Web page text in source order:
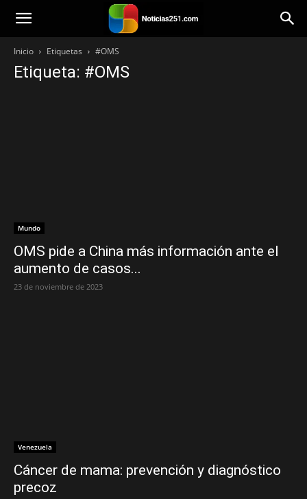
Noticias251
Inicio Etiquetas #OMS
Etiqueta: #OMS
Mundo
OMS pide a China más información ante el
aumento de casos...
23 de noviembre de 2023
Venezuela
Cáncer de mama: prevención y diagnóstico
precoz